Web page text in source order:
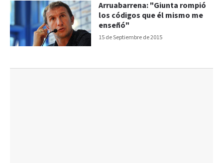
15 de Septiembre de 2015
Arruabarrena: "Giunta rompió
los códigos que él mismo me
enseñó"